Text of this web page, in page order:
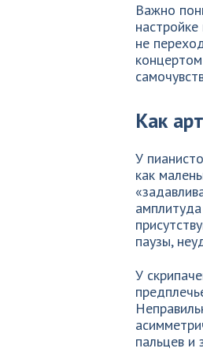
Важно
не
Как
У
как
паузы,
У
пальцев и